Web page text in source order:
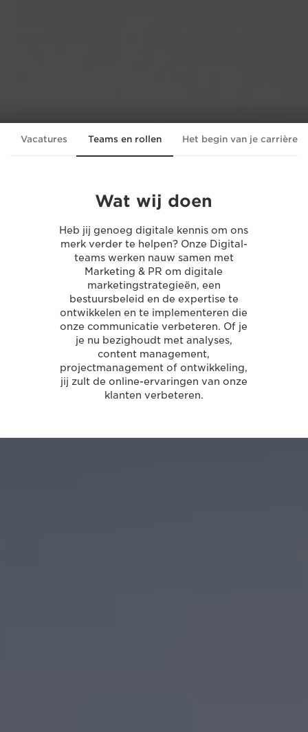
Vacatures Teams en rollen Het begin van je carrière
Wat wij doen
Heb jij genoeg digitale kennis om ons
merk verder te helpen? Onze Digital-
teams werken nauw samen met
Marketing & PR om digitale
marketingstrategieën, een
bestuursbeleid en de expertise te
ontwikkelen en te implementeren die
onze communicatie verbeteren. Of je
je nu bezighoudt met analyses,
content management,
projectmanagement of ontwikkeling,
jij zult de online-ervaringen van onze
klanten verbeteren.